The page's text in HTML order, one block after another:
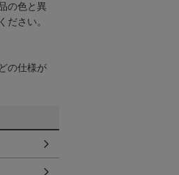
の色と異
ださい。
の仕様が